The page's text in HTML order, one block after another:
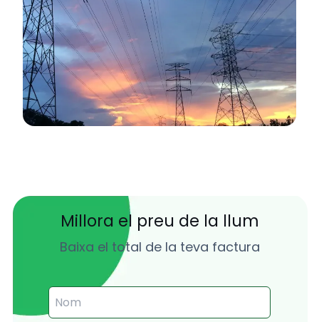
Millora el preu de la llum
Baixa el total de la teva factura